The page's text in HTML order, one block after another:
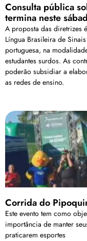
Consulta pública
termina neste
A proposta das diretrizes
Língua Brasileira de
portuguesa, na
estudantes surdos. As
poderão subsidiar a
as redes de ensino.
Corrida do
Este evento tem como
importância de manter
praticarem esportes